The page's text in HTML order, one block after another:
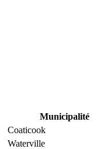
Municipalité
Coaticook
Waterville